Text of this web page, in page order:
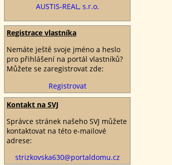
AUSTIS-REAL, s.r.o.
Registrace vlastníka
Nemáte ještě svoje jméno a heslo
pro přihlášení na portál vlastníků?
Můžete se zaregistrovat zde:
Registrovat
Kontakt na SVJ
Správce stránek našeho SVJ můžete
kontaktovat na této e‑mailové
adrese:
strizkovska630@portaldomu.cz